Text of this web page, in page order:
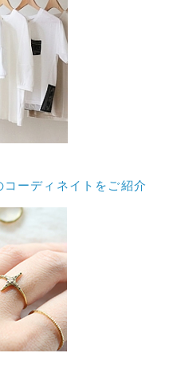
ーディネイトをご紹介